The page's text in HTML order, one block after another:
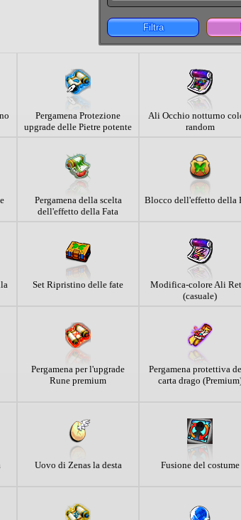
Filtra
Pergamena Protezione
upgrade delle Pietre potente
Ali Occhio notturno
random
Pergamena della scelta
dell'effetto della Fata
Blocco dell'effetto della
Set Ripristino delle fate
Modifica-colore Ali
(casuale)
Pergamena per l'upgrade
Rune premium
Pergamena protettiva
carta drago
Uovo di Zenas la desta Fusione del costume